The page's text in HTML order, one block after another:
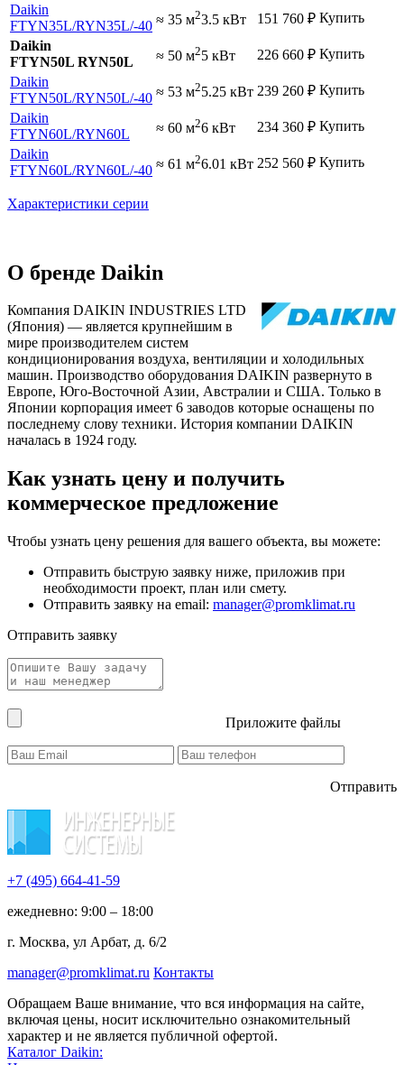
Daikin
FTYN35L/RYN35L/-40 ≈ 35 м23.5 кВт 151 760 ₽ Купить
Daikin
FTYN50L RYN50L
≈ 50 м25 кВт 226 660 ₽ Купить
Daikin
FTYN50L/RYN50L/-40 ≈ 53 м25.25 кВт 239 260 ₽ Купить
Daikin
FTYN60L/RYN60L ≈ 60 м26 кВт 234 360 ₽ Купить
Daikin
FTYN60L/RYN60L/-40 ≈ 61 м26.01 кВт 252 560 ₽ Купить
Характеристики серии
О бренде Daikin
Компания DAIKIN INDUSTRIES LTD
(Япония) — является крупнейшим в
мире производителем систем
кондиционирования воздуха, вентиляции и холодильных
машин. Производство оборудования DAIKIN развернуто в
Европе, Юго-Восточной Азии, Австралии и США. Только в
Японии корпорация имеет 6 заводов которые оснащены по
последнему слову техники. История компании DAIKIN
началась в 1924 году.
Как узнать цену и получить
коммерческое предложение
Чтобы узнать цену решения для вашего объекта, вы можете:
Отправить быструю заявку ниже, приложив при
необходимости проект, план или смету.
Отправить заявку на email: manager@promklimat.ru
Отправить заявку
Приложите файлы
Отправить
+7 (495) 664-41-59
ежедневно: 9:00 – 18:00
г. Москва, ул Арбат, д. 6/2
manager@promklimat.ru Контакты
Обращаем Ваше внимание, что вся информация на сайте,
включая цены, носит исключительно ознакомительный
характер и не является публичной офертой.
Каталог Daikin: